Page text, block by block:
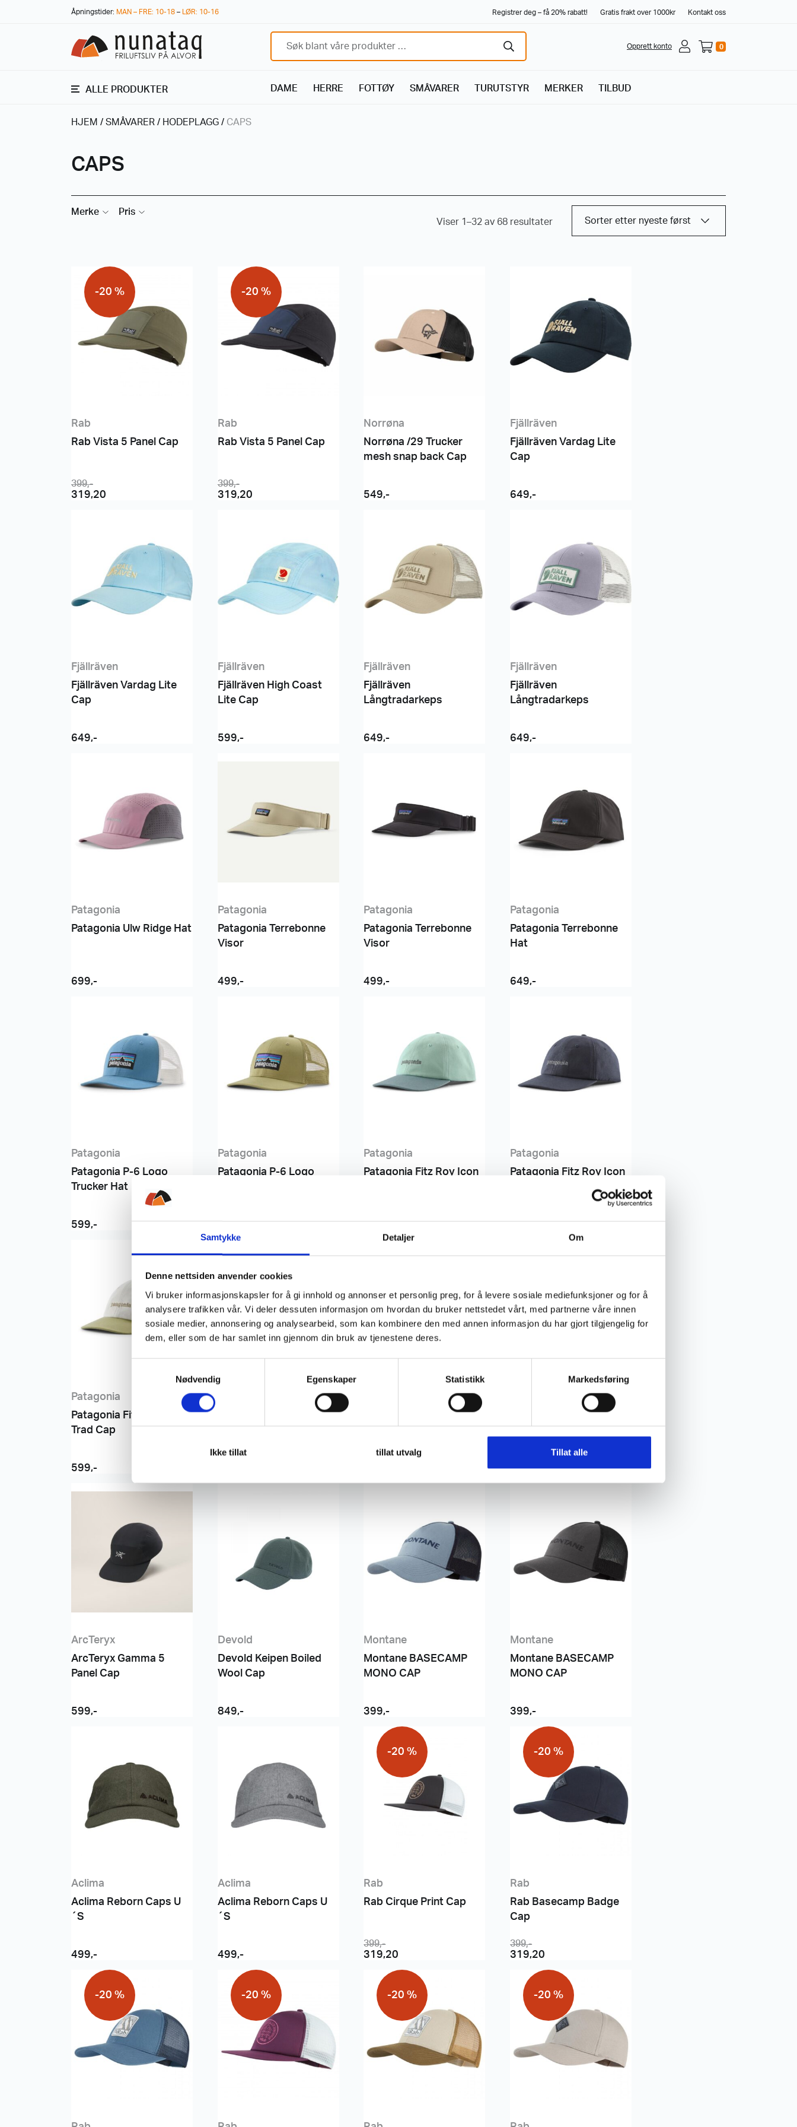
Samtykke Detaljer Om
Denne nettsiden anvender cookies
Vi bruker informasjonskapsler for å gi innhold og annonser et personlig preg, for å levere sosiale mediefunksjoner og for å
analysere trafikken vår. Vi deler dessuten informasjon om hvordan du bruker nettstedet vårt, med partnerne våre innen
sosiale medier, annonsering og analysearbeid, som kan kombinere den med annen informasjon du har gjort tilgjengelig for
dem, eller som de har samlet inn gjennom din bruk av tjenestene deres.
v
a
g
Nødvendig Egenskaper Statistikk Markedsføring
Ikke tillat tillat utvalg Tillat alle
Åpningstider: MAN – FRE: 10-18 – LØR: 10-16 Registrer deg – få 20% rabatt! Gratis frakt over 1000kr Kontakt oss
Opprett konto 0
ALLE PRODUKTER DAME HERRE FOTTØY SMÅVARER TURUTSTYR MERKER TILBUD
HJEM / SMÅVARER / HODEPLAGG / CAPS
CAPS
Merke
Pris
Viser 1–32 av 68 resultater
-20 %
Rab
Rab Vista 5 Panel Cap
399,-
319,20
-20 %
Rab
Rab Vista 5 Panel Cap
399,-
319,20
Norrøna
Norrøna /29 Trucker
mesh snap back Cap
549,-
Fjällräven
Fjällräven Vardag Lite
Cap
649,-
Fjällräven
Fjällräven Vardag Lite
Cap
649,-
Fjällräven
Fjällräven High Coast
Lite Cap
599,-
Fjällräven
Fjällräven
Långtradarkeps
649,-
Fjällräven
Fjällräven
Långtradarkeps
649,-
Patagonia
Patagonia Ulw Ridge Hat
699,-
Patagonia
Patagonia Terrebonne
Visor
499,-
Patagonia
Patagonia Terrebonne
Visor
499,-
Patagonia
Patagonia Terrebonne
Hat
649,-
Patagonia
Patagonia P-6 Logo
Trucker Hat
599,-
Patagonia
Patagonia P-6 Logo
599,-
Patagonia
Patagonia Fitz Roy Icon
599,-
Patagonia
Patagonia Fitz Roy Icon
599,-
Patagonia
Patagonia Fitz Roy Icon
Trad Cap
599,-
Patagonia Fitz Roy Icon
Patagonia Fitz Roy Icon
Montane Basecamp
399,-
ArcTeryx
ArcTeryx Gamma 5
Panel Cap
599,-
Devold
Devold Keipen Boiled
Wool Cap
849,-
Montane
Montane BASECAMP
MONO CAP
399,-
Montane
Montane BASECAMP
MONO CAP
399,-
Aclima
Aclima Reborn Caps U
´S
499,-
Aclima
Aclima Reborn Caps U
´S
499,-
-20 %
Rab
Rab Cirque Print Cap
399,-
319,20
-20 %
Rab
Rab Basecamp Badge
Cap
399,-
319,20
-20 % -20 % -20 % -20 %